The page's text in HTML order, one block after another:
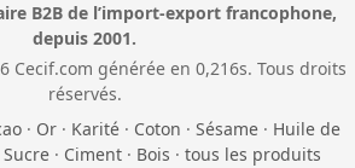
B2B de l’import-export francophone,
depuis 2001.
Cecif.com générée en 0,216s. Tous droits
réservés.
· Or · Karité · Coton · Sésame · Huile de
Sucre· Ciment· Bois · tous les produits